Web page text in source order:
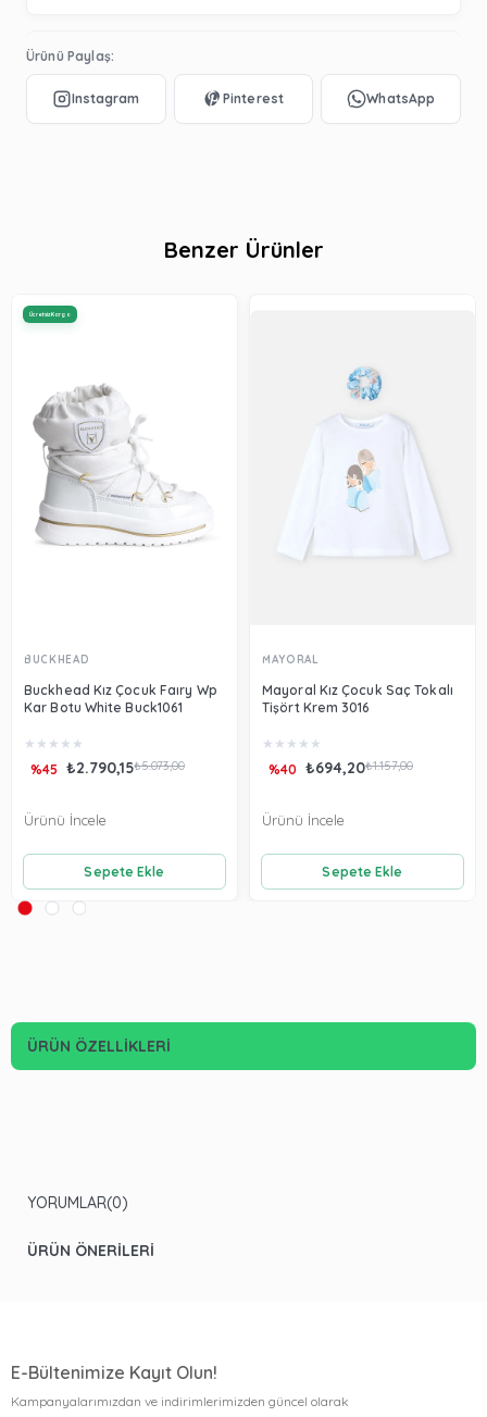
Ürünü Paylaş:
Benzer Ürünler
BUCKHEAD
Buckhead Kız Çocuk Faıry Wp
Kar Botu White Buck1061
★ ★ ★ ★ ★
₺2.790,15₺5.073,00
%45
Sepete Ekle
Ürünü İncele
Ücretsiz Kargo
MAYORAL
Mayoral Kız Çocuk Saç Tokalı
Tişört Krem 3016
★ ★ ★ ★ ★
₺694,20₺1.157,00
%40
Sepete Ekle
Ürünü İncele
ÜRÜN ÖZELLIKLERI
YORUMLAR(0)
ÜRÜN ÖNERILERI
E-Bültenimize Kayıt Olun!
Kampanyalarımızdan ve indirimlerimizden güncel olarak